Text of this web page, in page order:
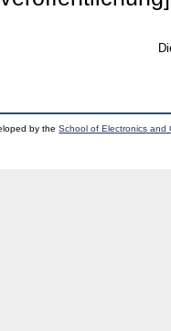
by theSchool of Electronics and